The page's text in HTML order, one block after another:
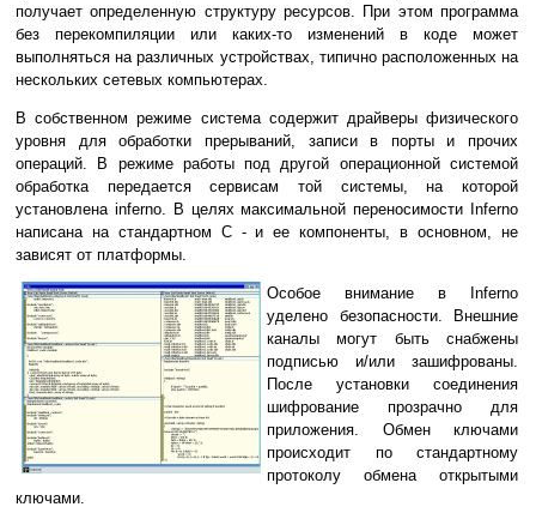
получает определенную структуру ресурсов. При этом программа
без перекомпиляции или каких-то изменений в коде может
выполняться на различных устройствах, типично расположенных на
нескольких сетевых компьютерах.
В собственном режиме система содержит драйверы физического
уровня для обработки прерываний, записи в порты и прочих
операций. В режиме работы под другой операционной системой
обработка передается сервисам той системы, на которой
установлена inferno. В целях максимальной переносимости Inferno
написана на стандартном C - и ее компоненты, в основном, не
зависят от платформы.
Особое внимание в Inferno
уделено безопасности. Внешние
каналы могут быть снабжены
подписью и/или зашифрованы.
После установки соединения
шифрование прозрачно для
приложения. Обмен ключами
происходит по стандартному
протоколу обмена открытыми
ключами.